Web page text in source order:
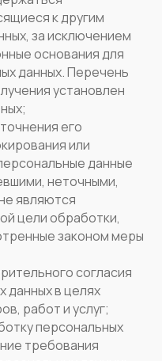
к другим
за исключением
основания для
данных. Перечень
установлен
его
или
данные
неточными,
являются
цели обработки,
законом меры
согласия
данных в целях
работ и услуг;
персональных
требования